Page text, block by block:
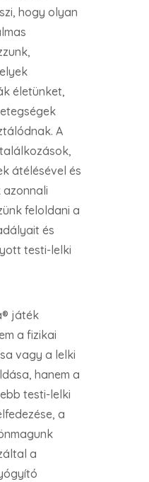
hogy olyan
életünket,
A
átélésével és
azonnali
feloldani a
és
testi-lelki
játék
a fizikai
vagy a lelki
hanem a
testi-lelki
a
a